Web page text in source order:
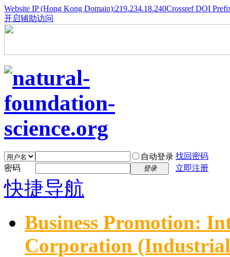
Website IP (Hong Kong Domain):219.234.18.240Crossref DOI
开启辅助访问
自动登录 找回密码
密码
登录 立即注册
快捷导航
Business Promotion:
Corporation